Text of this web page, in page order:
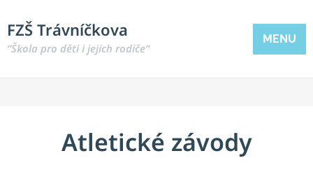
FZŠ Trávníčkova
“Škola pro děti i jejich rodiče“
MENU
Atletické závody